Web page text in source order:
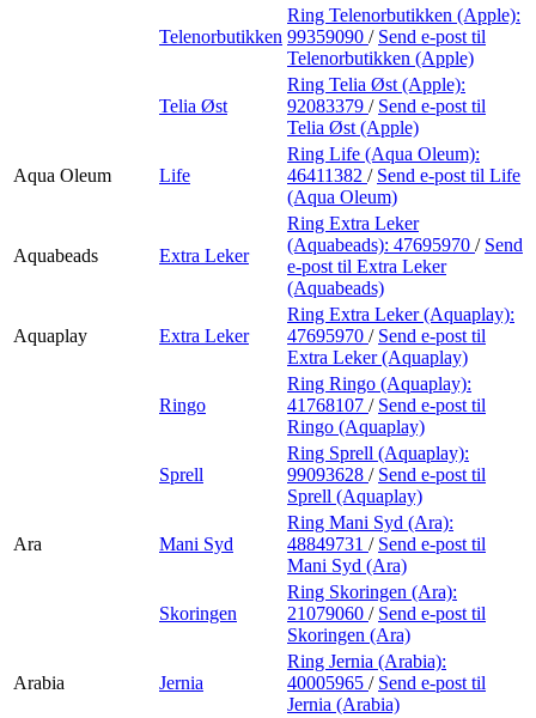
Telenorbutikken
Ring Telenorbutikken (Apple):
99359090 / Send e-post til
Telenorbutikken (Apple)
Telia Øst
Ring Telia Øst (Apple):
92083379 / Send e-post til
Telia Øst (Apple)
Aqua Oleum Life
Ring Life (Aqua Oleum):
46411382 / Send e-post til Life
(Aqua Oleum)
Aquabeads Extra Leker
Ring Extra Leker
(Aquabeads): 47695970 / Send
e-post til Extra Leker
(Aquabeads)
Aquaplay Extra Leker
Ring Extra Leker (Aquaplay):
47695970 / Send e-post til
Extra Leker (Aquaplay)
Ringo
Ring Ringo (Aquaplay):
41768107 / Send e-post til
Ringo (Aquaplay)
Sprell
Ring Sprell (Aquaplay):
99093628 / Send e-post til
Sprell (Aquaplay)
Ara Mani Syd
Ring Mani Syd (Ara):
48849731 / Send e-post til
Mani Syd (Ara)
Skoringen
Ring Skoringen (Ara):
21079060 / Send e-post til
Skoringen (Ara)
Arabia Jernia
Ring Jernia (Arabia):
40005965 / Send e-post til
Jernia (Arabia)